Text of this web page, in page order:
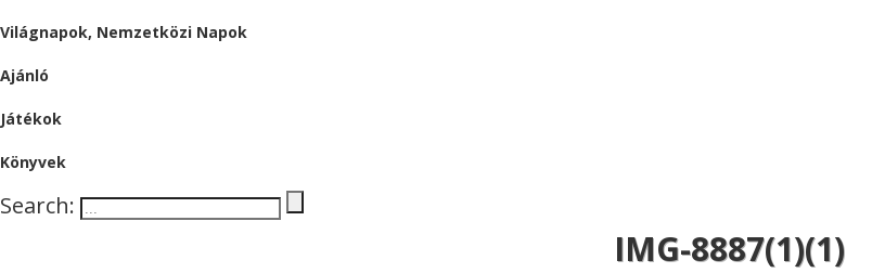
Világnapok, Nemzetközi Napok
Ajánló
Játékok
Könyvek
Search:
IMG-8887(1)(1)